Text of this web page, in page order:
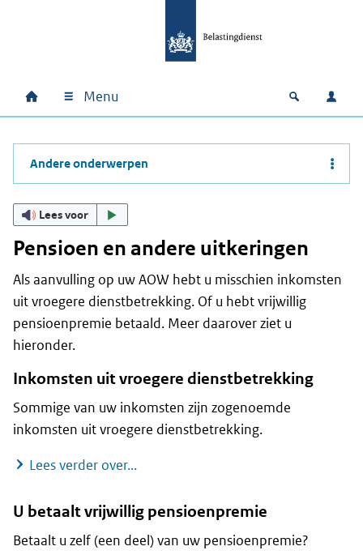
Hoofdnavigatie
Home Menu Open
Andere onderwerpen
Lees voor
Pensioen en andere uitkeringen
Als aanvulling op uw AOW hebt u misschien inkomsten
uit vroegere dienstbetrekking. Of u hebt vrijwillig
pensioenpremie betaald. Meer daarover ziet u
hieronder.
Inkomsten uit vroegere dienstbetrekking
Sommige van uw inkomsten zijn zogenoemde
inkomsten uit vroegere dienstbetrekking.
Lees verder over...Inkomsten uit vroegere
U betaalt vrijwillig pensioenpremie
Betaalt u zelf (een deel) van uw pensioenpremie?